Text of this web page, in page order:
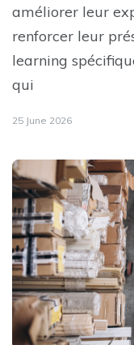
améliorer leur
renforcer leur
learning
qui
25 June 2026